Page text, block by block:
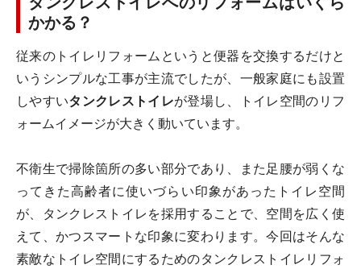
かかる？
従来のトイレリフォームというと便器を交換するだけと
いうシンプルな工事が主流でしたが、一般家庭にも設置
しやすいタンクレストイレが登場し、トイレ空間のリフ
ォームイメージが大きく動いています。
不衛生で掃除箇所の多い部分であり、また足腰が弱くな
ってきた高齢者に使いづらい印象があったトイレ空間
が、タンクレストイレを採用することで、空間を広く使
えて、かつスマートな印象に変わります。今回はそんな
素敵なトイレ空間にするためのタンクレストイレリフォ